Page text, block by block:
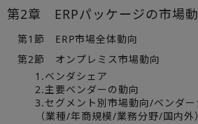
第2章 ERPパッケージの市場
第1節 ERP市場全体動向
第2節 オンプレミス市場動向
1.ベンダシェア
2.主要ベンダーの動向
3.セグメント別市場動向/ベンダー
（業種/年商規模/業務分野/国内外）